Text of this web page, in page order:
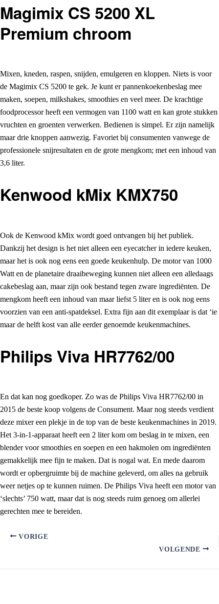
Magimix CS 5200 XL
Premium chroom
Mixen, kneden, raspen, snijden, emulgeren en kloppen. Niets is voor
de Magimix CS 5200 te gek. Je kunt er pannenkoekenbeslag mee
maken, soepen, milkshakes, smoothies en veel meer. De krachtige
foodprocessor heeft een vermogen van 1100 watt en kan grote stukken
vruchten en groenten verwerken. Bedienen is simpel. Er zijn namelijk
maar drie knoppen aanwezig. Favoriet bij consumenten vanwege de
professionele snijresultaten en de grote mengkom; met een inhoud van
3,6 liter.
Kenwood kMix KMX750
Ook de Kenwood kMix wordt goed ontvangen bij het publiek.
Dankzij het design is het niet alleen een eyecatcher in iedere keuken,
maar het is ook nog eens een goede keukenhulp. De motor van 1000
Watt en de planetaire draaibeweging kunnen niet alleen een alledaags
cakebeslag aan, maar zijn ook bestand tegen zware ingrediënten. De
mengkom heeft een inhoud van maar liefst 5 liter en is ook nog eens
voorzien van een anti-spatdeksel. Extra fijn aan dit exemplaar is dat ‘ie
maar de helft kost van alle eerder genoemde keukenmachines.
Philips Viva HR7762/00
En dat kan nog goedkoper. Zo was de Philips Viva HR7762/00 in
2015 de beste koop volgens de Consument. Maar nog steeds verdient
deze mixer een plekje in de top van de beste keukenmachines in 2019.
Het 3-in-1-apparaat heeft een 2 liter kom om beslag in te mixen, een
blender voor smoothies en soepen en een hakmolen om ingrediënten
gemakkelijk mee fijn te maken. Dat is nogal wat. En mede daarom
wordt er opbergruimte bij de machine geleverd, om alles na gebruik
weer netjes op te kunnen ruimen. De Philips Viva heeft een motor van
‘slechts’ 750 watt, maar dat is nog steeds ruim genoeg om allerlei
gerechten mee te bereiden.
VORIGE
VOLGENDE